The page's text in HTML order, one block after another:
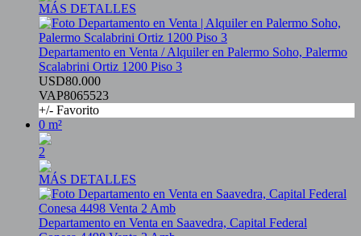
MÁS DETALLES
Departamento en Venta / Alquiler en Palermo Soho, Palermo
Scalabrini Ortiz 1200 Piso 3
USD80.000
VAP8065523
+/- Favorito
0 m²
2
MÁS DETALLES
Departamento en Venta en Saavedra, Capital Federal